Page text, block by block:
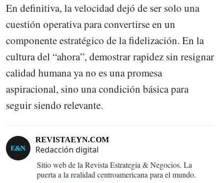
En definitiva, la velocidad dejó de ser solo una
cuestión operativa para convertirse en un
componente estratégico de la fidelización. En la
cultura del “ahora”, demostrar rapidez sin resignar
calidad humana ya no es una promesa
aspiracional, sino una condición básica para
seguir siendo relevante.
REVISTAEYN.COM
Redacción digital
Sitio web de la Revista Estrategia & Negocios. La
puerta a la realidad centroamericana para el mundo.